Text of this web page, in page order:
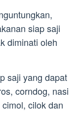
siap saji
diminati oleh
saji yang dapat
corndog, nasi
cilok dan